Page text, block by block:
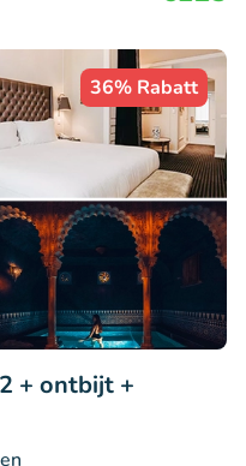
36% Rabatt
+ ontbijt +